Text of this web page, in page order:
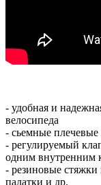
- удобная и
велосипеда
- сьемные
- регулируемый
одним внутренним
- резиновые стяжки
палатки и др.